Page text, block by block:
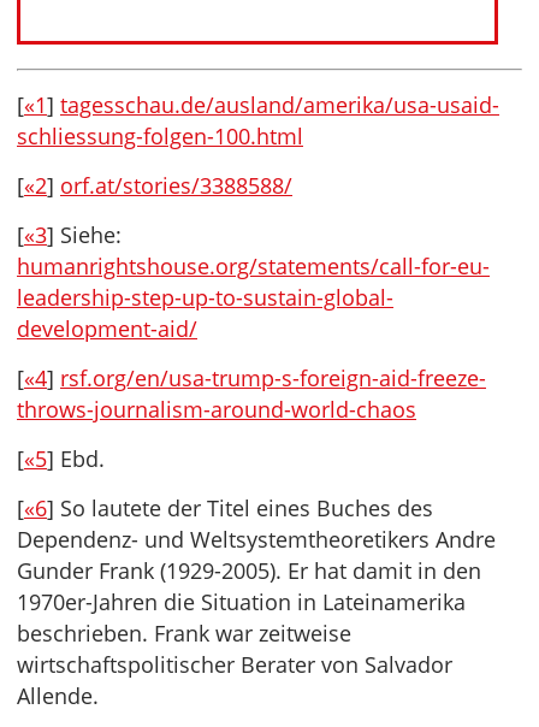
[«1] tagesschau.de/ausland/amerika/usa-usaid-
schliessung-folgen-100.html
[«2] orf.at/stories/3388588/
[«3] Siehe:
humanrightshouse.org/statements/call-for-eu-
leadership-step-up-to-sustain-global-
development-aid/
[«4] rsf.org/en/usa-trump-s-foreign-aid-freeze-
throws-journalism-around-world-chaos
[«5] Ebd.
[«6] So lautete der Titel eines Buches des
Dependenz- und Weltsystemtheoretikers Andre
Gunder Frank (1929-2005). Er hat damit in den
1970er-Jahren die Situation in Lateinamerika
beschrieben. Frank war zeitweise
wirtschaftspolitischer Berater von Salvador
Allende.